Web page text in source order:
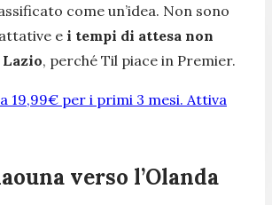
come un’idea. Non sono
e i tempi di attesa non
, perché Til piace in Premier.
a 19,99€ per i primi 3 mesi. Attiva
verso l’Olanda